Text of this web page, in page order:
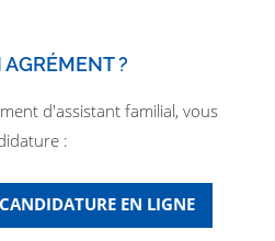
?
d'assistant familial, vous
:
EN LIGNE